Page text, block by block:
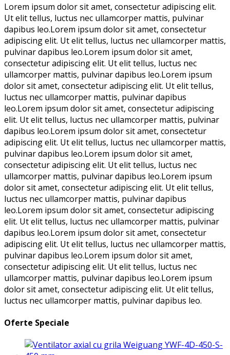
Lorem ipsum dolor sit amet, consectetur adipiscing elit.
Ut elit tellus, luctus nec ullamcorper mattis, pulvinar
dapibus leo.Lorem ipsum dolor sit amet, consectetur
adipiscing elit. Ut elit tellus, luctus nec ullamcorper mattis,
pulvinar dapibus leo.Lorem ipsum dolor sit amet,
consectetur adipiscing elit. Ut elit tellus, luctus nec
ullamcorper mattis, pulvinar dapibus leo.Lorem ipsum
dolor sit amet, consectetur adipiscing elit. Ut elit tellus,
luctus nec ullamcorper mattis, pulvinar dapibus
leo.Lorem ipsum dolor sit amet, consectetur adipiscing
elit. Ut elit tellus, luctus nec ullamcorper mattis, pulvinar
dapibus leo.Lorem ipsum dolor sit amet, consectetur
adipiscing elit. Ut elit tellus, luctus nec ullamcorper mattis,
pulvinar dapibus leo.Lorem ipsum dolor sit amet,
consectetur adipiscing elit. Ut elit tellus, luctus nec
ullamcorper mattis, pulvinar dapibus leo.Lorem ipsum
dolor sit amet, consectetur adipiscing elit. Ut elit tellus,
luctus nec ullamcorper mattis, pulvinar dapibus
leo.Lorem ipsum dolor sit amet, consectetur adipiscing
elit. Ut elit tellus, luctus nec ullamcorper mattis, pulvinar
dapibus leo.Lorem ipsum dolor sit amet, consectetur
adipiscing elit. Ut elit tellus, luctus nec ullamcorper mattis,
pulvinar dapibus leo.Lorem ipsum dolor sit amet,
consectetur adipiscing elit. Ut elit tellus, luctus nec
ullamcorper mattis, pulvinar dapibus leo.Lorem ipsum
dolor sit amet, consectetur adipiscing elit. Ut elit tellus,
luctus nec ullamcorper mattis, pulvinar dapibus leo.
Oferte Speciale